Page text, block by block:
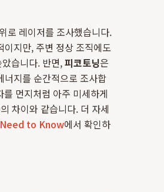
로 레이저를 조사했습니다.
지만, 주변 정상 조직에도
습니다. 반면,피코토닝은
지를 순간적으로 조사합
먼지처럼 아주 미세하게
차이와 같습니다. 더 자세
Need to Know에서 확인하